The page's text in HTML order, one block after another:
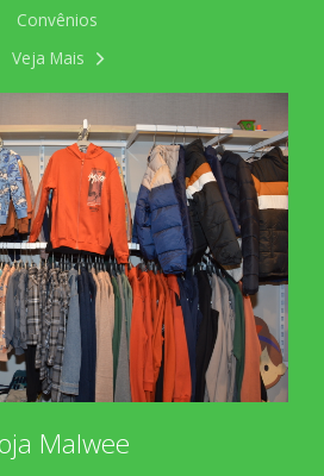
Convênios
Veja Mais
Malwee